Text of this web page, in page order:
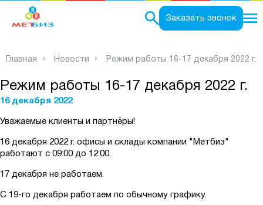
Заказать звонок
Главная Новости Режим работы 16-17 декабря 2022 г.
Режим работы 16-17 декабря 2022 г.
16 декабря 2022
Уважаемые клиенты и партнёры!
16 декабря 2022 г. офисы и склады компании "Метбиз"
работают с 09:00 до 12:00.
17 декабря не работаем.
С 19-го декабря работаем по обычному графику.